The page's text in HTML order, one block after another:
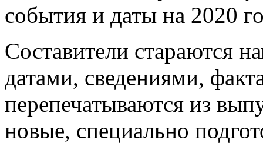
события и даты на 2020
Составители стараются
датами, сведениями,
перепечатываются из
новые, специально